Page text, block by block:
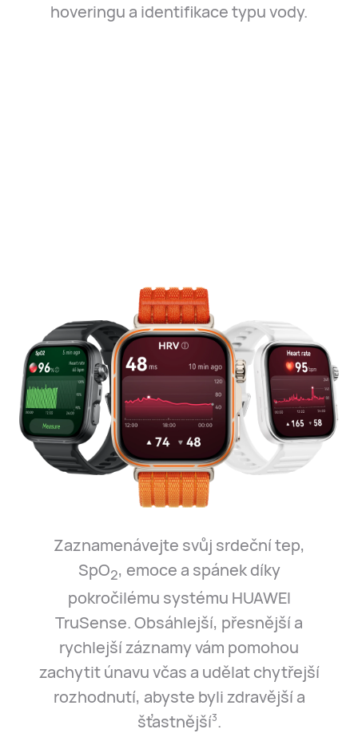
hoveringu a identifikace typu vody.
Zaznamenávejte svůj srdeční tep,
SpO2, emoce a spánek díky
pokročilému systému HUAWEI
TruSense. Obsáhlejší, přesnější a
rychlejší záznamy vám pomohou
zachytit únavu včas a udělat chytřejší
rozhodnutí, abyste byli zdravější a
šťastnější⁠3.